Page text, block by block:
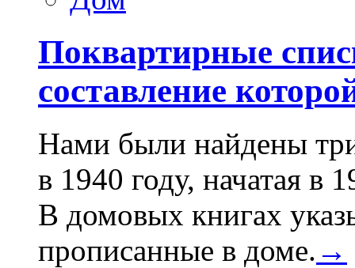
Поквартирные
составление
Нами были найдены
в 1940 году, начатая в
В домовых книгах
прописанные в доме. →